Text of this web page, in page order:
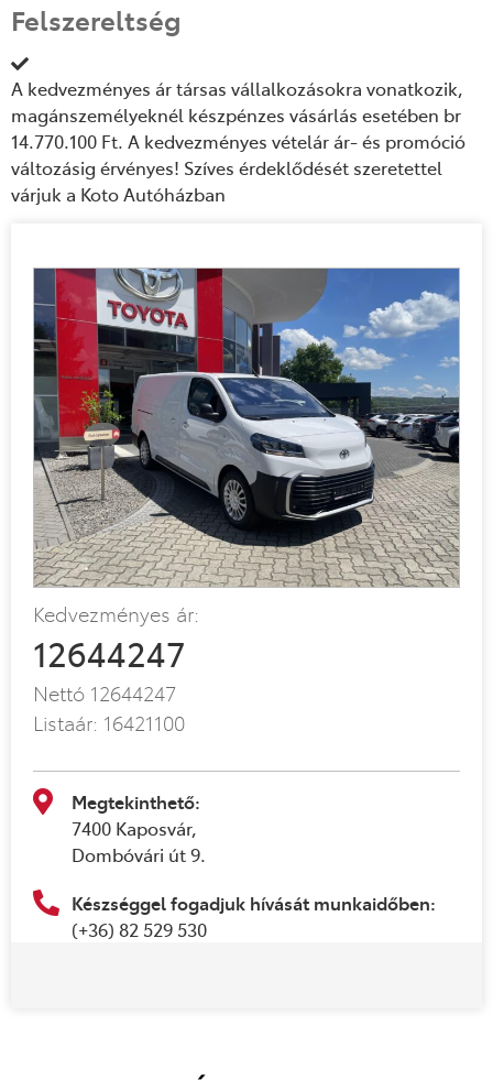
Felszereltség
A kedvezményes ár társas vállalkozásokra vonatkozik,
magánszemélyeknél készpénzes vásárlás esetében br
14.770.100 Ft. A kedvezményes vételár ár- és promóció
változásig érvényes! Szíves érdeklődését szeretettel
várjuk a Koto Autóházban
Kedvezményes ár:
12644247
Nettó 12644247
Listaár: 16421100
Megtekinthető:
7400 Kaposvár,
Dombóvári út 9.
Készséggel fogadjuk hívását munkaidőben:
(+36) 82 529 530